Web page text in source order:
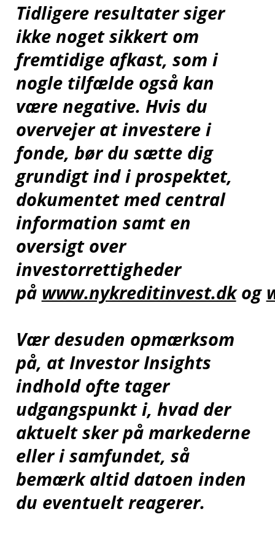
Tidligere resultater siger
ikke noget sikkert om
fremtidige afkast, som i
nogle tilfælde også kan
være negative. Hvis du
overvejer at investere i
fonde, bør du sætte dig
grundigt ind i prospektet,
dokumentet med central
information samt en
oversigt over
investorrettigheder
på www.nykreditinvest.dkog
Vær desuden opmærksom
på, at Investor Insights
indhold ofte tager
udgangspunkt i, hvad der
aktuelt sker på markederne
eller i samfundet, så
bemærk altid datoen inden
du eventuelt reagerer.